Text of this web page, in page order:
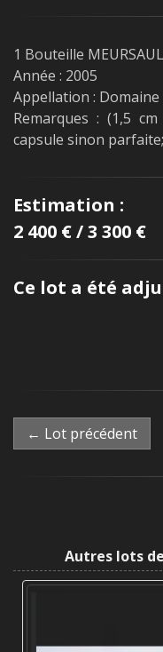
1 Bouteille
Année : 2005
Appellation :
Remarques : (1,5
capsule sinon
Estimation :
2 400 € / 3 300 €
Ce lot a été
← Lot précédent
Autres lots